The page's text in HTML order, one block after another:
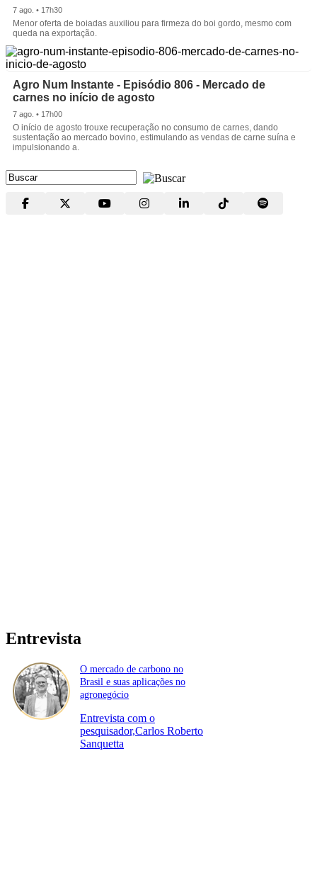
7 ago. • 17h30
Menor oferta de boiadas auxiliou para firmeza do boi gordo, mesmo com
queda na exportação.
Agro Num Instante - Episódio 806 - Mercado de
carnes no início de agosto
7 ago. • 17h00
O início de agosto trouxe recuperação no consumo de carnes, dando
sustentação ao mercado bovino, estimulando as vendas de carne suína e
impulsionando a.
Entrevista
O mercado de carbono no
Brasil e suas aplicações no
agronegócio
Entrevista com o
pesquisador,Carlos Roberto
Sanquetta